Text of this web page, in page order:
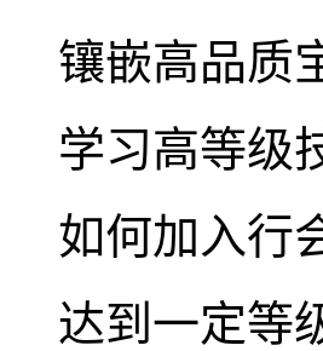
镶嵌高品质
学习高等级
如何加入行
达到一定等